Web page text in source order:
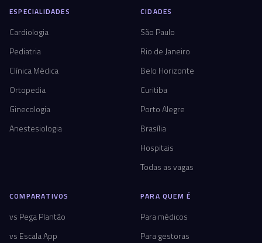
ESPECIALIDADES
Cardiologia
Pediatria
Clínica Médica
Ortopedia
Ginecologia
Anestesiologia
CIDADES
São Paulo
Rio de Janeiro
Belo Horizonte
Curitiba
Porto Alegre
Brasília
Hospitais
Todas as vagas
COMPARATIVOS
vs Pega Plantão
vs Escala App
PARA QUEM É
Para médicos
Para gestoras